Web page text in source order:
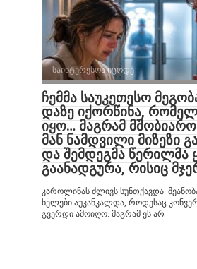
საინტერესოა იცოდე
ჩემმა საუკეთესო
დაზე იქორწინა,
იყო… მაგრამ
მან ნამდვილი მიზეზი
და შემდეგმა წერილმა
გაანადგურა, რისიც
კაროლინას ძლივს სუნთქავდა.
ხელები აუკანკალდა, როდესაც
გვერდი ამოიღო. მაგრამ ეს არ